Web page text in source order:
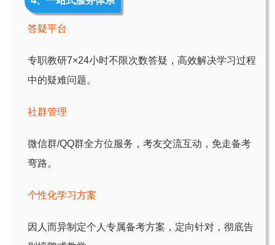
答疑平台
专职教研7×24小时不限次数答疑，高效解决学习过程
中的疑难问题。
社群管理
微信群/QQ群全方位服务，考友交流互动，免走备考
弯路。
个性化学习方案
因人而异制定个人专属备考方案，定向针对，彻底告